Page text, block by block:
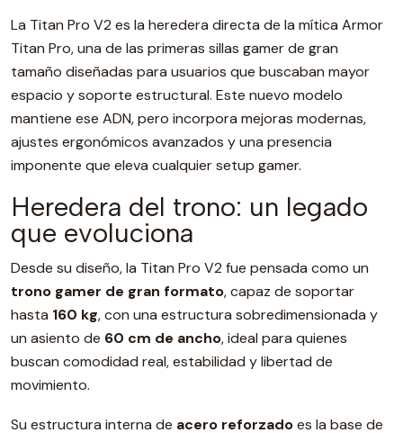
La Titan Pro V2 es la heredera directa de la mítica Armor
Titan Pro, una de las primeras sillas gamer de gran
tamaño diseñadas para usuarios que buscaban mayor
espacio y soporte estructural. Este nuevo modelo
mantiene ese ADN, pero incorpora mejoras modernas,
ajustes ergonómicos avanzados y una presencia
imponente que eleva cualquier setup gamer.
Heredera del trono: un legado
que evoluciona
Desde su diseño, la Titan Pro V2 fue pensada como un
trono gamer de gran formato, capaz de soportar
hasta 160 kg, con una estructura sobredimensionada y
un asiento de 60 cm de ancho, ideal para quienes
buscan comodidad real, estabilidad y libertad de
movimiento.
Su estructura interna de acero reforzadoes la base de